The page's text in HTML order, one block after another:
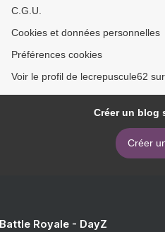
C.G.U.
Cookies et données personnelles
Préférences cookies
Voir le profil de lecrepuscule62
Créer un blog
Créer
Royale - DayZ